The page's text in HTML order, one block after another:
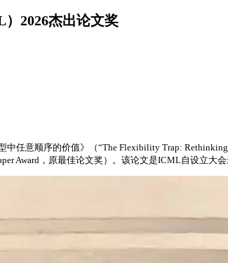
2026杰出论文奖
任意顺序的价值》（“The Flexibility Trap:
Award，原最佳论文奖）。该论文是ICML自设立